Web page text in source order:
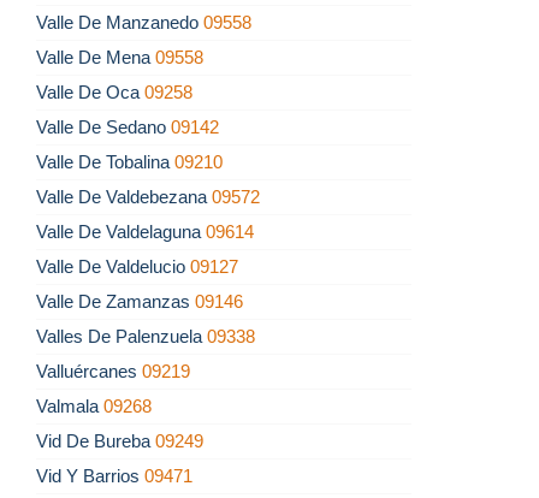
Valle De Manzanedo 09558
Valle De Mena 09558
Valle De Oca 09258
Valle De Sedano 09142
Valle De Tobalina 09210
Valle De Valdebezana 09572
Valle De Valdelaguna 09614
Valle De Valdelucio 09127
Valle De Zamanzas 09146
Valles De Palenzuela 09338
Valluércanes 09219
Valmala 09268
Vid De Bureba 09249
Vid Y Barrios 09471